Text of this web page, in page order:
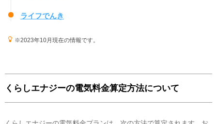
ライフでんき
※2023年10月現在の情報です。
くらしエナジーの電気料金算定方法について